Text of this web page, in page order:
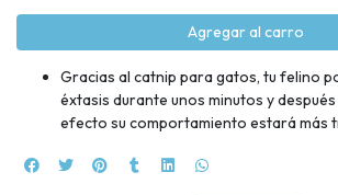
Agregar al carro
Gracias al catnip para gatos, tu felino
éxtasis durante unos minutos y después
efecto su comportamiento estará más